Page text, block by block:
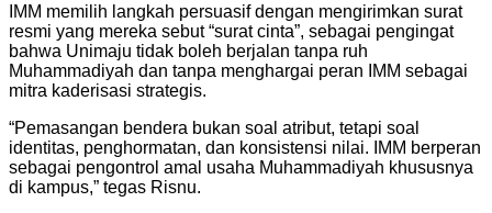
IMM memilih langkah persuasif dengan mengirimkan surat
resmi yang mereka sebut “surat cinta”, sebagai pengingat
bahwa Unimaju tidak boleh berjalan tanpa ruh
Muhammadiyah dan tanpa menghargai peran IMM sebagai
mitra kaderisasi strategis.
“Pemasangan bendera bukan soal atribut, tetapi soal
identitas, penghormatan, dan konsistensi nilai. IMM berperan
sebagai pengontrol amal usaha Muhammadiyah khususnya
di kampus,” tegas Risnu.